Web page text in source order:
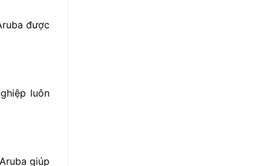
được
luôn
giúp